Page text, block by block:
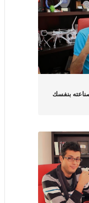
صناعته بنفسك